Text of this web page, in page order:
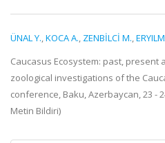
ÜNAL Y.,KOCA A., ZENBİLCİ M.,
Caucasus Ecosystem: past, present
zoological investigations of the
conference, Baku, Azerbaycan, 23 -
Metin Bildiri)